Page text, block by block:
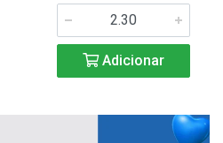
Adicionar